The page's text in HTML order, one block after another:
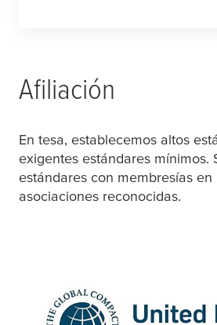
Afiliación
En tesa, establecemos altos
exigentes estándares mínimos.
estándares con membresías en
asociaciones reconocidas.